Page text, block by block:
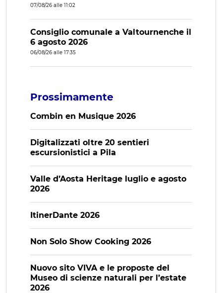
07/08/26 alle 11:02
Consiglio comunale a Valtournenche il
6 agosto 2026
06/08/26 alle 17:35
Prossimamente
Combin en Musique 2026
Digitalizzati oltre 20 sentieri
escursionistici a Pila
Valle d’Aosta Heritage luglio e agosto
2026
ItinerDante 2026
Non Solo Show Cooking 2026
Nuovo sito VIVA e le proposte del
Museo di scienze naturali per l’estate
2026